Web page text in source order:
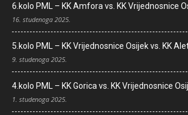
6.kolo PML – KK Amfora vs. KK Vrijednosnice
16. studenoga 2025.
5.kolo PML – KK Vrijednosnice Osijek vs. KK
9. studenoga 2025.
4.kolo PML – KK Gorica vs. KK Vrijednosnice
1. studenoga 2025.